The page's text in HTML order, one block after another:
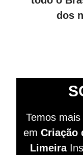
dos
Temos
em Criação
Limeira